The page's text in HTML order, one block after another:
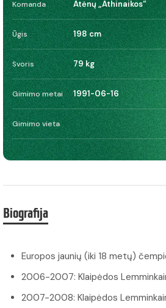
Komanda Atėnų „Athinaikos“
Ūgis 198 cm
Svoris 79 kg
Gimimo metai 1991-06-16
Gimimo vieta
Biografija
Europos jaunių (iki 18 metų)
2006-2007: Klaipėdos
2007-2008: Klaipėdos